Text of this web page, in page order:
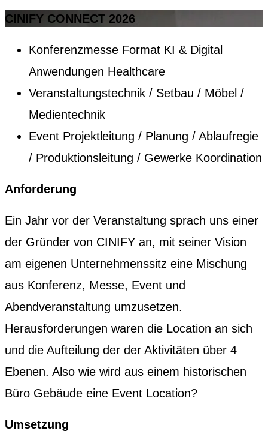
CINIFY CONNECT 2026
Konferenzmesse Format KI & Digital
Anwendungen Healthcare
Veranstaltungstechnik / Setbau / Möbel /
Medientechnik
Event Projektleitung / Planung / Ablaufregie
/ Produktionsleitung / Gewerke Koordination
Anforderung
Ein Jahr vor der Veranstaltung sprach uns einer
der Gründer von CINIFY an, mit seiner Vision
am eigenen Unternehmenssitz eine Mischung
aus Konferenz, Messe, Event und
Abendveranstaltung umzusetzen.
Herausforderungen waren die Location an sich
und die Aufteilung der der Aktivitäten über 4
Ebenen. Also wie wird aus einem historischen
Büro Gebäude eine Event Location?
Umsetzung